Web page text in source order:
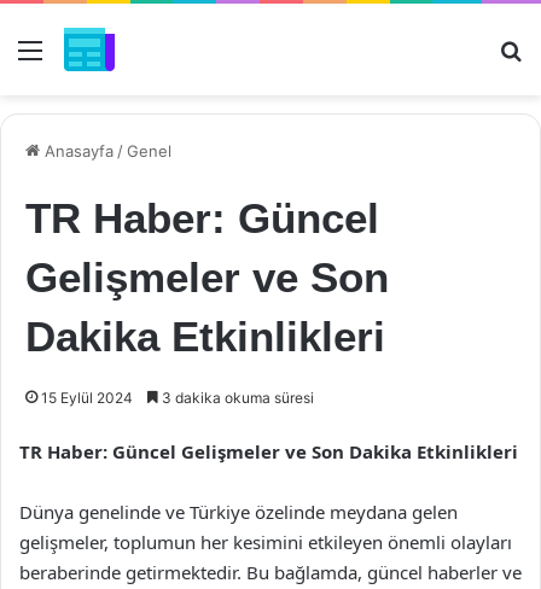
Menü
Anasayfa /Genel
TR Haber: Güncel
Gelişmeler ve Son
Dakika Etkinlikleri
15 Eylül 2024 3 dakika okuma süresi
TR Haber: Güncel Gelişmeler ve Son Dakika Etkinlikleri
Dünya genelinde ve Türkiye özelinde meydana gelen
gelişmeler, toplumun her kesimini etkileyen önemli olayları
beraberinde getirmektedir. Bu bağlamda, güncel haberler ve